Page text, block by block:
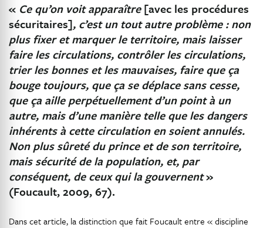
« Ce qu’on voit apparaître[avec les procédures
sécuritaires], c’est un tout autre problème : non
plus fixer et marquer le territoire, mais laisser
faire les circulations, contrôler les circulations,
trier les bonnes et les mauvaises, faire que ça
bouge toujours, que ça se déplace sans cesse,
que ça aille perpétuellement d’un point à un
autre, mais d’une manière telle que les dangers
inhérents à cette circulation en soient annulés.
Non plus sûreté du prince et de son territoire,
mais sécurité de la population, et, par
conséquent, de ceux qui la gouvernent»
(Foucault, 2009, 67).
Dans cet article, la distinction que fait Foucault entre « discipline